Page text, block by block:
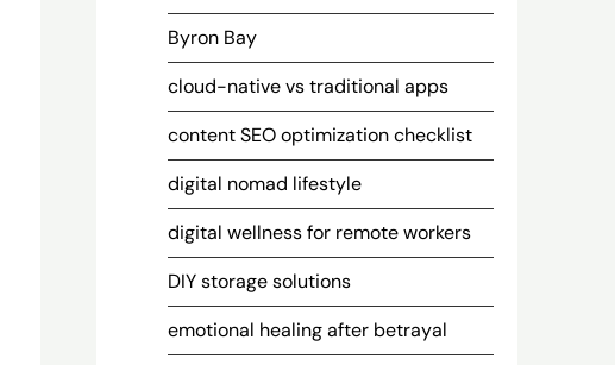
Byron Bay
cloud-native vs traditional apps
content SEO optimization checklist
digital nomad lifestyle
digital wellness for remote workers
DIY storage solutions
emotional healing after betrayal